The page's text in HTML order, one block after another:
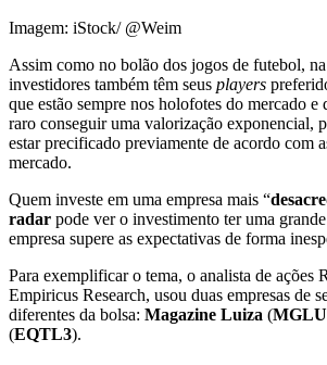
Imagem: iStock/ @Weim
Assim como no bolão dos jogos de futebol, na
investidores também têm seus players
que estão sempre nos holofotes do mercado
raro conseguir uma valorização exponencial,
estar precificado previamente de acordo com
mercado.
Quem investe em uma empresa mais “
radar pode ver o investimento ter uma
empresa supere as expectativas de forma
Para exemplificar o tema, o analista de ações
Empiricus Research, usou duas empresas de
diferentes da bolsa: Magazine Luiza (
(EQTL3).